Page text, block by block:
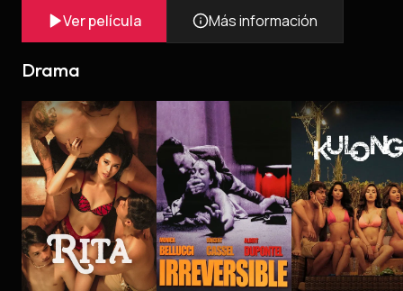
Ver película Más información
Drama